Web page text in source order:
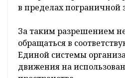
в пределах пограничной
За таким разрешением
обращаться в
Единой системы
движения на